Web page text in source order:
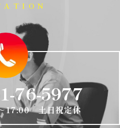
76-5977
17:00 土日祝定休